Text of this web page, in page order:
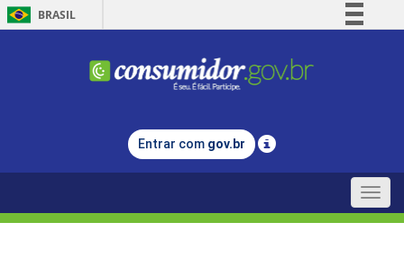
BRASIL
Comunica BR
Legislação
Entrar com gov.br
Toggle